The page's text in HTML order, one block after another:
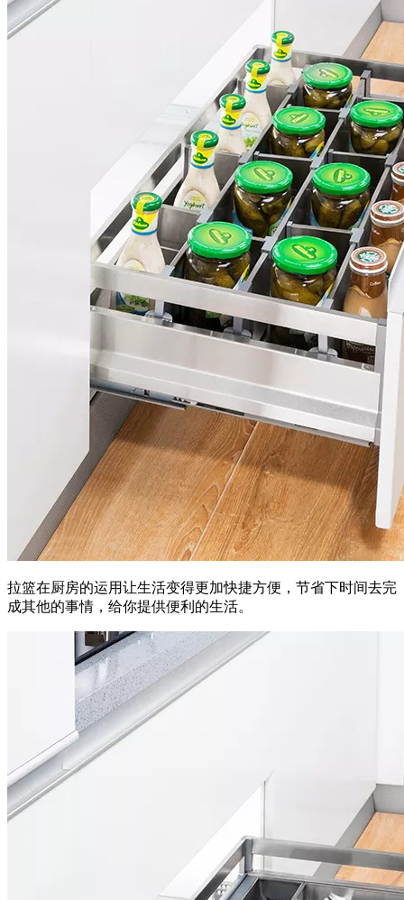
拉篮在厨房的运用让生活变得更加快捷方便，节省下时间去完
成其他的事情，给你提供便利的生活。